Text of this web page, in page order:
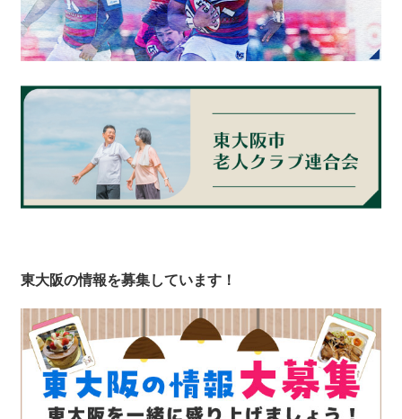
東大阪の情報を募集しています！